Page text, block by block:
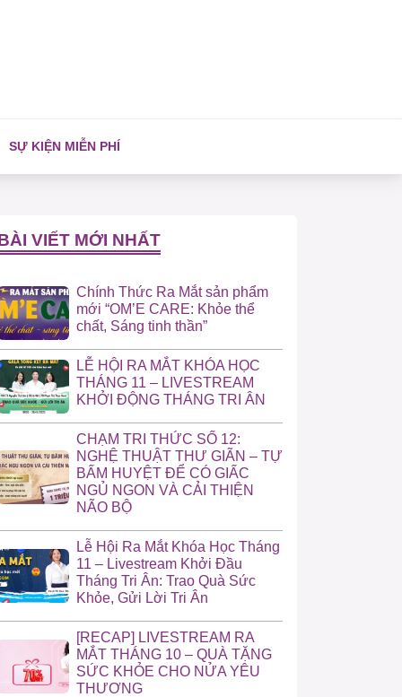
SỰ KIỆN MIỄN PHÍ
VIẾT MỚI NHẤT
Chính Thức Ra Mắt sản phẩm
mới “OM’E CARE: Khỏe thể
chất, Sáng tinh thần”
LỄ HỘI RA MẮT KHÓA HỌC
THÁNG 11 – LIVESTREAM
KHỞI ĐỘNG THÁNG TRI ÂN
CHẠM TRI THỨC SỐ 12:
NGHỆ THUẬT THƯ GIÃN – TỰ
BẤM HUYỆT ĐỂ CÓ GIẤC
NGỦ NGON VÀ CẢI THIỆN
NÃO BỘ
Lễ Hội Ra Mắt Khóa Học Tháng
11 – Livestream Khởi Đầu
Tháng Tri Ân: Trao Quà Sức
Khỏe, Gửi Lời Tri Ân
[RECAP] LIVESTREAM RA
MẮT THÁNG 10 – QUÀ TẶNG
SỨC KHỎE CHO NỬA YÊU
THƯƠNG